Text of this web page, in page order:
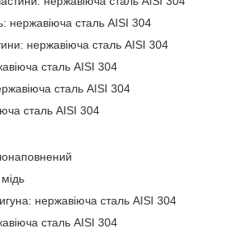
нержавіюча сталь AISI 304
нержавіюча сталь AISI 304
сталь AISI 304
сталь AISI 304
сталь AISI 304
нержавіюча сталь AISI 304
сталь AISI 304